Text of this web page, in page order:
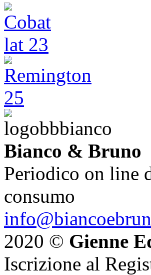
Bianco & Bruno
Periodico on line
consumo
2020 © Gienne
Iscrizione al